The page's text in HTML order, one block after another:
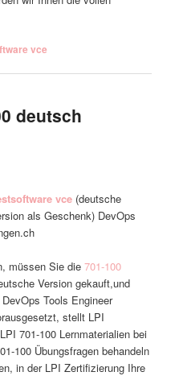
vce
deutsch
vce (deutsche
als Geschenk) DevOps
müssen Sie die701-100
Version gekauft,und
Tools Engineer
stellt LPI
701-100 Lernmaterialien bei
100 Übungsfragen behandeln
in der LPI Zertifizierung Ihre